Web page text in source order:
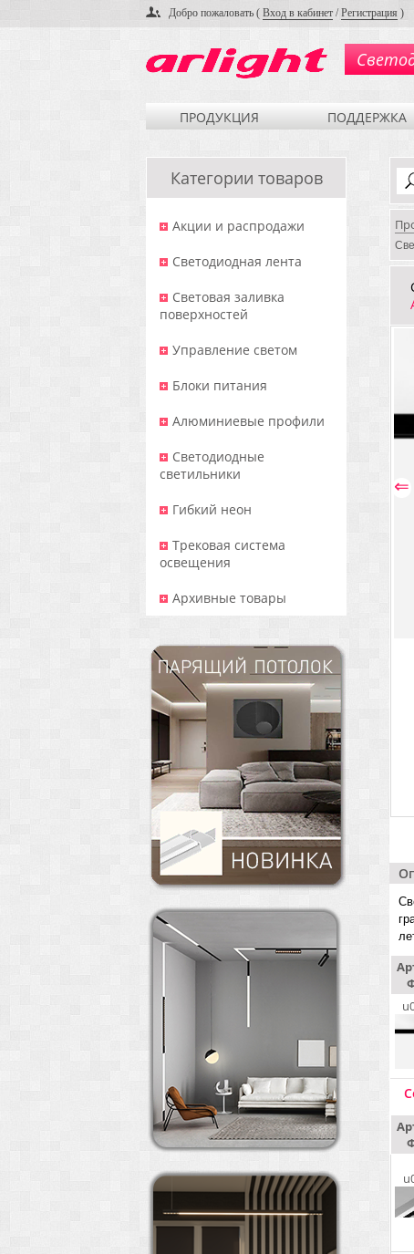
Добро пожаловать ( Вход в кабинет /Регистрация )
ПРОДУКЦИЯ ПОДДЕРЖКА
Категории товаров
Акции и распродажи
Светодиодная лента
Световая заливка
поверхностей
Управление светом
Блоки питания
Алюминиевые профили
Светодиодные
светильники
Гибкий неон
Трековая система
освещения
Архивные товары
⇐